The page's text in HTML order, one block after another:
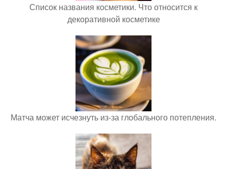
Список названия косметики. Что относится к
декоративной косметике
Матча может исчезнуть из-за глобального потепления.